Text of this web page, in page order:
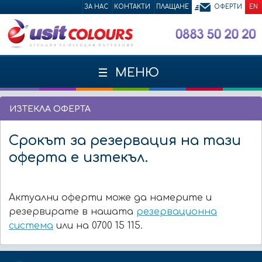
ЗА НАС КОНТАКТИ ПЛАЩАНЕ ОФЕРТИ EN
МЕНЮ
ИЗТЕКЛА ОФЕРТА
Срокът за резервация на тази
оферта е изтекъл.
Актуални оферти може да намерите и
резервирате в нашата резервационна
система или на 0700 15 115.